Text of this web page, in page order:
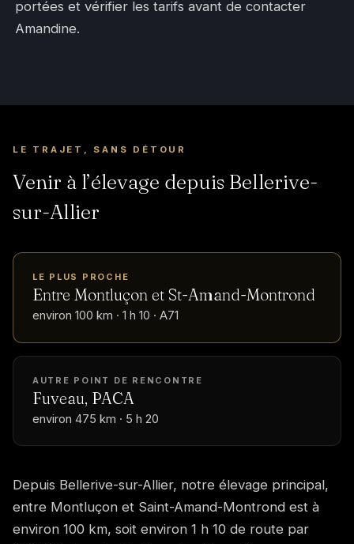
portées et vérifier les tarifs avant de contacter
Amandine.
LE TRAJET, SANS DÉTOUR
Venir à l’élevage depuis Bellerive-
sur-Allier
LE PLUS PROCHE
Entre Montluçon et St-Amand-Montrond
environ 100 km · 1 h 10 · A71
AUTRE POINT DE RENCONTRE
Fuveau, PACA
environ 475 km · 5 h 20
Depuis Bellerive-sur-Allier, notre élevage principal,
entre Montluçon et Saint-Amand-Montrond est à
environ 100 km, soit environ 1 h 10 de route par